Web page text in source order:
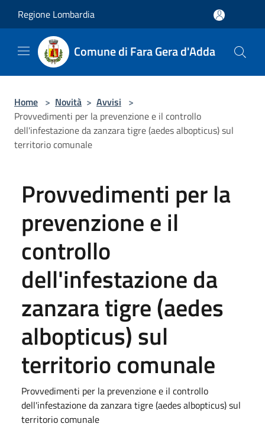
Regione Lombardia
Comune di Fara Gera d'Adda
Home > Novità > Avvisi >
Provvedimenti per la prevenzione e il controllo
dell'infestazione da zanzara tigre (aedes albopticus) sul
territorio comunale
Provvedimenti per la
prevenzione e il
controllo
dell'infestazione da
zanzara tigre (aedes
albopticus) sul
territorio comunale
Provvedimenti per la prevenzione e il controllo
dell'infestazione da zanzara tigre (aedes albopticus) sul
territorio comunale